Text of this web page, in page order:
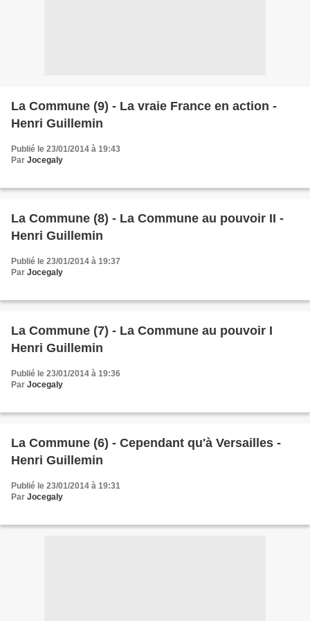
La Commune (9) - La vraie France en action -
Henri Guillemin
Publié le 23/01/2014 à 19:43
Par Jocegaly
La Commune (8) - La Commune au pouvoir II -
Henri Guillemin
Publié le 23/01/2014 à 19:37
Par Jocegaly
La Commune (7) - La Commune au pouvoir I
Henri Guillemin
Publié le 23/01/2014 à 19:36
Par Jocegaly
La Commune (6) - Cependant qu'à Versailles -
Henri Guillemin
Publié le 23/01/2014 à 19:31
Par Jocegaly